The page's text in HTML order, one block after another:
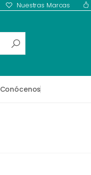
Nuestras Marcas
Conócenos